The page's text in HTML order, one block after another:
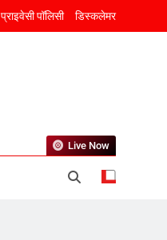
प्राइवेसी पॉलिसी डिस्कलेमर
Live Now